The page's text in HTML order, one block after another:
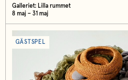
Galleriet: Lilla rummet
8 maj – 31 maj
GÄSTSPEL